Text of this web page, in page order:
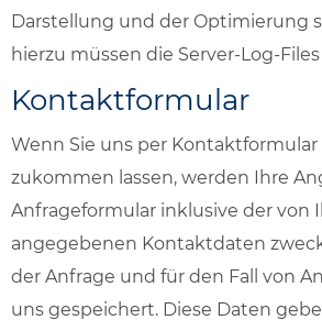
Darstellung und der Optimierung
hierzu müssen die Server-Log-
Kontaktformular
Wenn Sie uns per Kontaktformular
zukommen lassen, werden Ihre
Anfrageformular inklusive der von
angegebenen Kontaktdaten
der Anfrage und für den Fall von
uns gespeichert. Diese Daten